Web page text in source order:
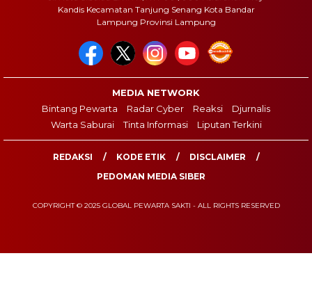
Kandis Kecamatan Tanjung Senang Kota Bandar
Lampung Provinsi Lampung
MEDIA NETWORK
Bintang Pewarta
Radar Cyber Reaksi
Djurnalis
Warta Saburai
Tinta Informasi Liputan Terkini
REDAKSI KODE ETIK
DISCLAIMER
PEDOMAN MEDIA SIBER
COPYRIGHT © 2025 GLOBAL PEWARTA SAKTI - ALL RIGHTS RESERVED